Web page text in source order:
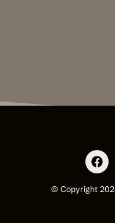
© Copyright